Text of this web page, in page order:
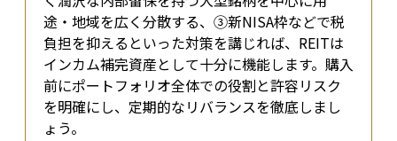
途・地域を広く分散する、③新NISA枠などで税
負担を抑える――といった対策を講じれば、REITは
インカム補完資産として十分に機能します。購入
前にポートフォリオ全体での役割と許容リスク
を明確にし、定期的なリバランスを徹底しまし
ょう。